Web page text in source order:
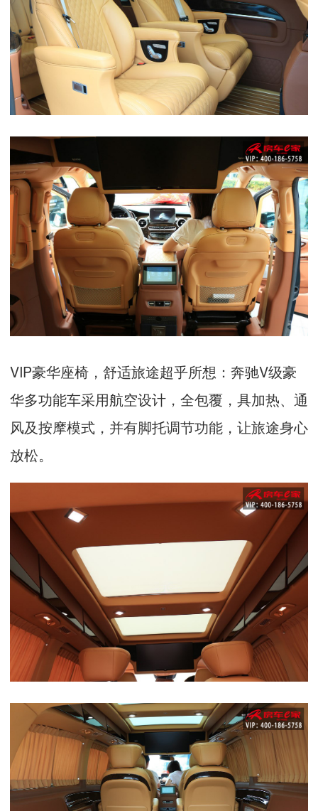
VIP豪华座椅，舒适旅途超乎所想：奔驰V级豪
华多功能车采用航空设计，全包覆，具加热、通
风及按摩模式，并有脚托调节功能，让旅途身心
放松。